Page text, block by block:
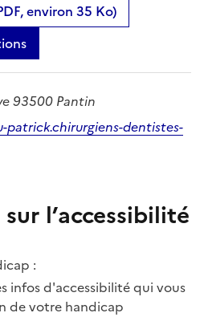
environ 35 Ko)
93500 Pantin
patrick.chirurgiens-dentistes-
l’accessibilité
:
infos d'accessibilité qui vous
de votre handicap